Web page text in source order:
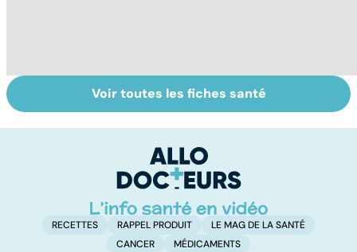
Alimentation :
nos assiettes
Pesticides :
retour au bio ?
Voir toutes les fiches santé
RECETTES RAPPEL PRODUIT
LE MAG DE LA SANTÉ
CANCER
MÉDICAMENTS